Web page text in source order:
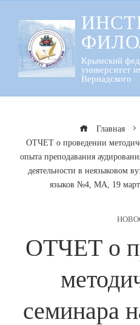
содержанию
Крымский
университет
Вернадского
Главная
ОТЧЕТ о проведении
опыта преподавания
деятельности в неязыковом
языков №4, МА, 19
ОТЧЕТ о
семинара